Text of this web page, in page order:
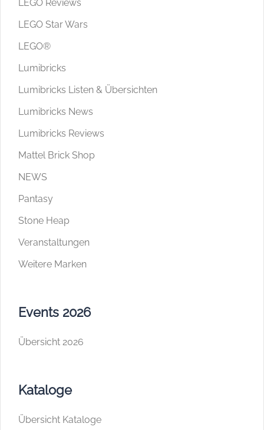
LEGO Reviews
LEGO Star Wars
LEGO®
Lumibricks
Lumibricks Listen & Übersichten
Lumibricks News
Lumibricks Reviews
Mattel Brick Shop
NEWS
Pantasy
Stone Heap
Veranstaltungen
Weitere Marken
Events 2026
Übersicht 2026
Kataloge
Übersicht Kataloge